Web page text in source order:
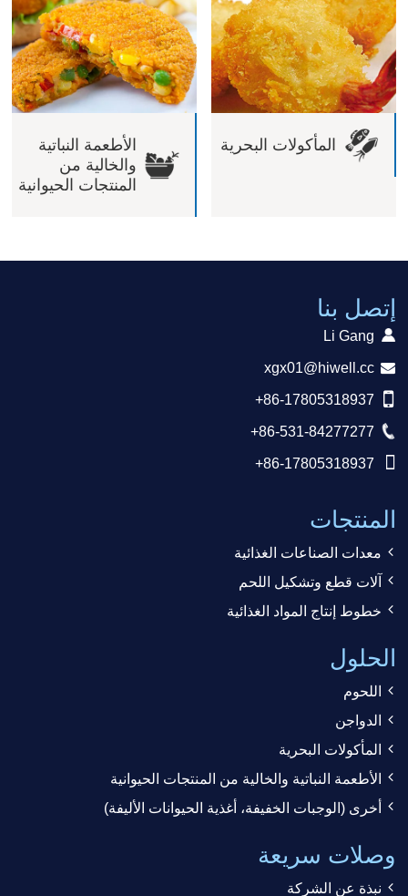
المأكولات البحرية
الأطعمة النباتية
والخالية من
المنتجات الحيوانية
إتصل بنا
Li Gang
xgx01@hiwell.cc
+86-17805318937
+86-531-84277277
+86-17805318937
المنتجات
معدات الصناعات الغذائية
آلات قطع وتشكيل اللحم
خطوط إنتاج المواد الغذائية
الحلول
اللحوم
الدواجن
المأكولات البحرية
الأطعمة النباتية والخالية من المنتجات الحيوانية
أخرى (الوجبات الخفيفة، أغذية الحيوانات الأليفة)
وصلات سريعة
نبذة عن الشركة